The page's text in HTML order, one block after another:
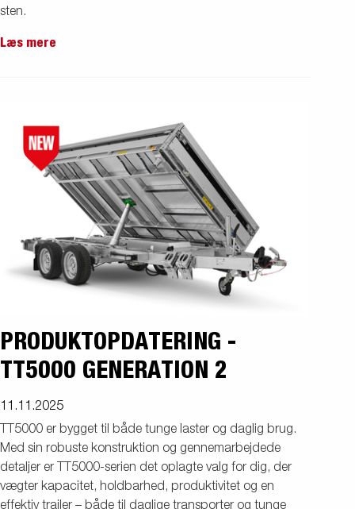
sten.
Læs mere
PRODUKTOPDATERING -
TT5000 GENERATION 2
11.11.2025
TT5000 er bygget til både tunge laster og daglig brug.
Med sin robuste konstruktion og gennemarbejdede
detaljer er TT5000-serien det oplagte valg for dig, der
vægter kapacitet, holdbarhed, produktivitet og en
effektiv trailer – både til daglige transporter og tunge